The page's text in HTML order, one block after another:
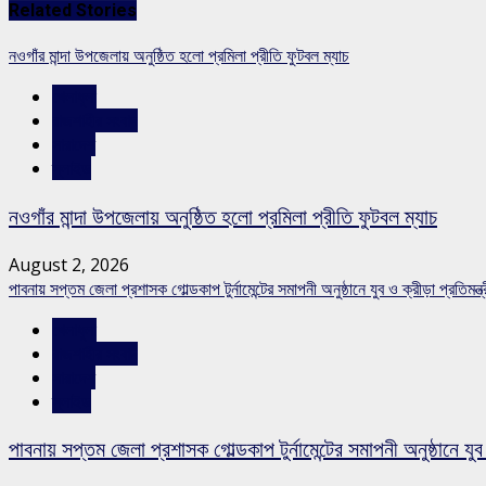
Related Stories
নওগাঁর মান্দা উপজেলায় অনুষ্ঠিত হলো প্রমিলা প্রীতি ফুটবল ম্যাচ
নওগাঁর মান্দা উপজেলায় অনুষ্ঠিত হলো প্রমিলা প্রীতি ফুটবল ম্যাচ
August 2, 2026
পাবনায় সপ্তম জেলা প্রশাসক গোল্ডকাপ টুর্নামেন্টের সমাপনী অনুষ্ঠানে যুব ও ক্রীড়া
পাবনায় সপ্তম জেলা প্রশাসক গোল্ডকাপ টুর্নামেন্টের সমাপনী অনুষ্ঠানে